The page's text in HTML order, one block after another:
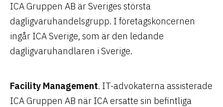
ICA Gruppen AB är Sveriges största
dagligvaruhandelsgrupp. I företagskoncernen
ingår ICA Sverige, som är den ledande
dagligvaruhandlaren i Sverige.
Facility Management. IT-advokaterna assisterade
ICA Gruppen AB när ICA ersatte sin befintliga